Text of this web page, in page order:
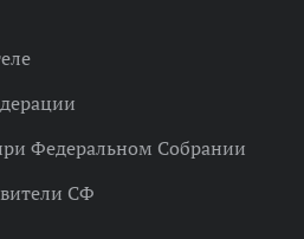
Федеральном Собрании
СФ